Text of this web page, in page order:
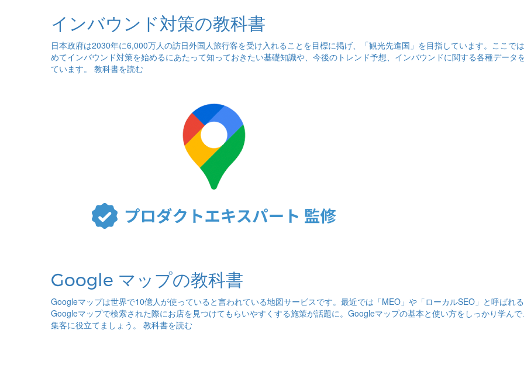
インバウンド対策の教科書
日本政府は2030年に6,000万人の訪日外国人旅行客を受け入れることを目標に掲げ、「観光先進国」を目指しています。ここで
めてインバウンド対策を始めるにあたって知っておきたい基礎知識や、今後のトレンド予想、インバウンドに関する各種データ
ています。 教科書を読む
Google マップの教科書
Googleマップは世界で10億人が使っていると言われている地図サービスです。最近では「MEO」や「ローカルSEO」と呼ばれる
Googleマップで検索された際にお店を見つけてもらいやすくする施策が話題に。Googleマップの基本と使い方をしっかり学ん
集客に役立てましょう。 教科書を読む